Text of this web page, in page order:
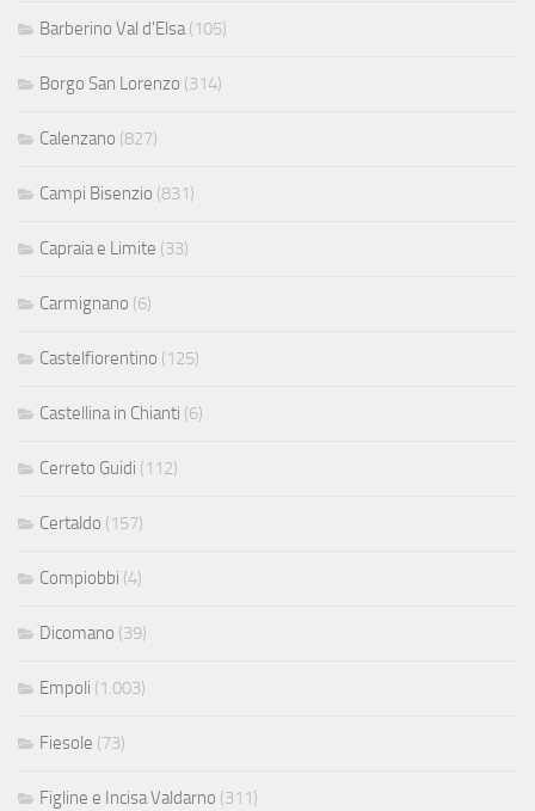
Barberino Val d'Elsa(105)
Borgo San Lorenzo (314)
Calenzano (827)
Campi Bisenzio (831)
Capraia e Limite (33)
Carmignano (6)
Castelfiorentino (125)
Castellina in Chianti (6)
Cerreto Guidi (112)
Certaldo (157)
Compiobbi (4)
Dicomano (39)
Empoli (1.003)
Fiesole (73)
Figline e Incisa Valdarno (311)